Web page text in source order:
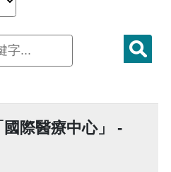
國際醫療中心」 -